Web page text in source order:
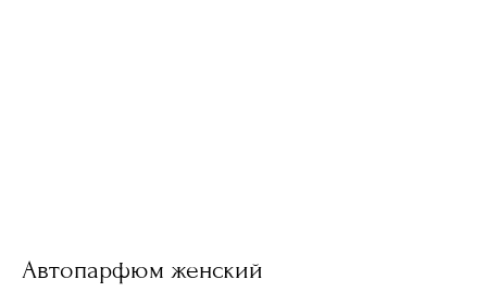
Автопарфюм женский